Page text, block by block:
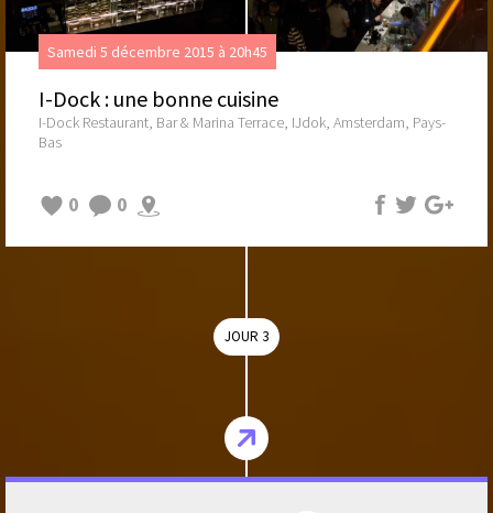
Samedi 5 décembre 2015 à 20h45
I-Dock : une bonne cuisine
I-Dock Restaurant, Bar & Marina Terrace, IJdok, Amsterdam, Pays-
Bas
0 0
JOUR 3